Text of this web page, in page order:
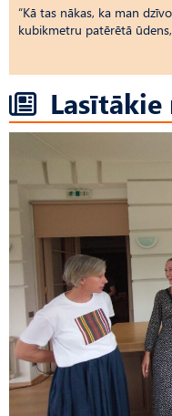
“Kā tas nākas, ka man
kubikmetru patērētā